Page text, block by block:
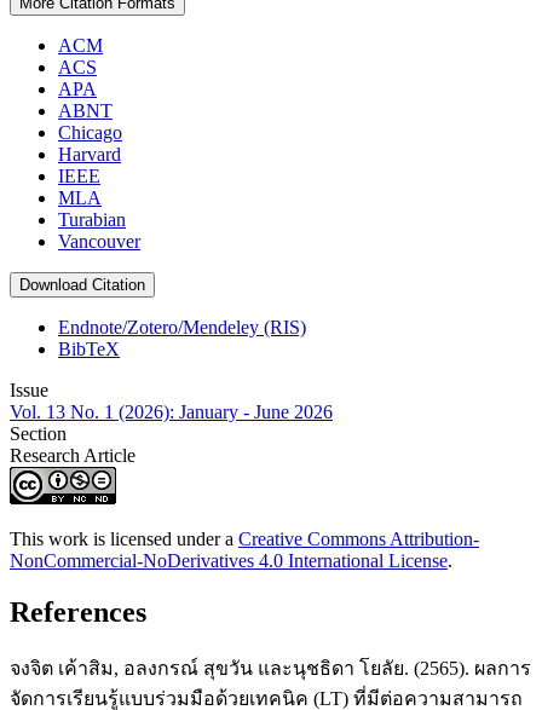
ACM
ACS
APA
ABNT
Chicago
Harvard
IEEE
MLA
Turabian
Vancouver
Download Citation
Endnote/Zotero/Mendeley (RIS)
BibTeX
Issue
Vol. 13 No. 1 (2026): January - June 2026
Section
Research Article
This work is licensed under a Creative Commons Attribution-
NonCommercial-NoDerivatives 4.0 International License.
References
จงจิต เค้าสิม, อลงกรณ์ สุขวัน และนุชธิดา โยลัย. (2565). ผลการ
จัดการเรียนรู้แบบร่วมมือด้วยเทคนิค (LT) ที่มีต่อความสามารถ